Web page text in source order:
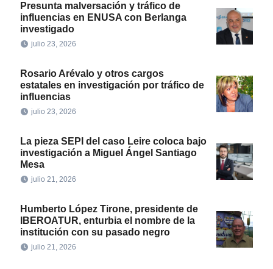
Presunta malversación y tráfico de
influencias en ENUSA con Berlanga
investigado
julio 23, 2026
Rosario Arévalo y otros cargos
estatales en investigación por tráfico de
influencias
julio 23, 2026
La pieza SEPI del caso Leire coloca bajo
investigación a Miguel Ángel Santiago
Mesa
julio 21, 2026
Humberto López Tirone, presidente de
IBEROATUR, enturbia el nombre de la
institución con su pasado negro
julio 21, 2026